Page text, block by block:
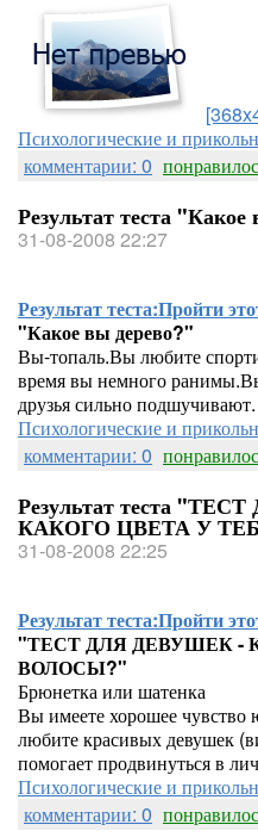
Психологические и
комментарии: 0
Результат теста
31-08-2008 22:27
Результат теста:Пройти
"Какое вы дерево?"
Вы-топаль.Вы любите
время вы немного
друзья сильно подшучивают.
Психологические и
комментарии: 0
Результат теста
КАКОГО ЦВЕТА У
31-08-2008 22:25
Результат теста:Пройти
"ТЕСТ ДЛЯ ДЕВУШЕК -
ВОЛОСЫ?"
Брюнетка или шатенка
Вы имеете хорошее чувство
любите красивых девушек
помогает продвинуться в
Психологические и
комментарии: 0